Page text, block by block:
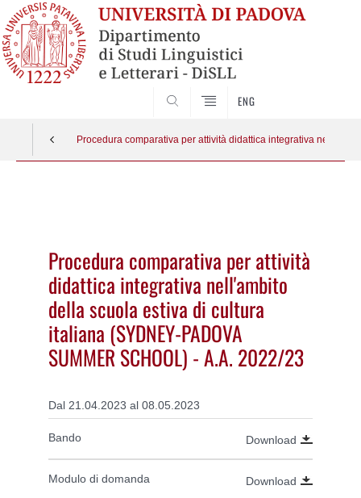
ENG
Procedura comparativa per attività didattica integrativa
Procedura comparativa per attività
didattica integrativa nell'ambito
della scuola estiva di cultura
italiana (SYDNEY-PADOVA
SUMMER SCHOOL) - A.A. 2022/23
Dal 21.04.2023 al 08.05.2023
Bando Download
Modulo di domanda Download